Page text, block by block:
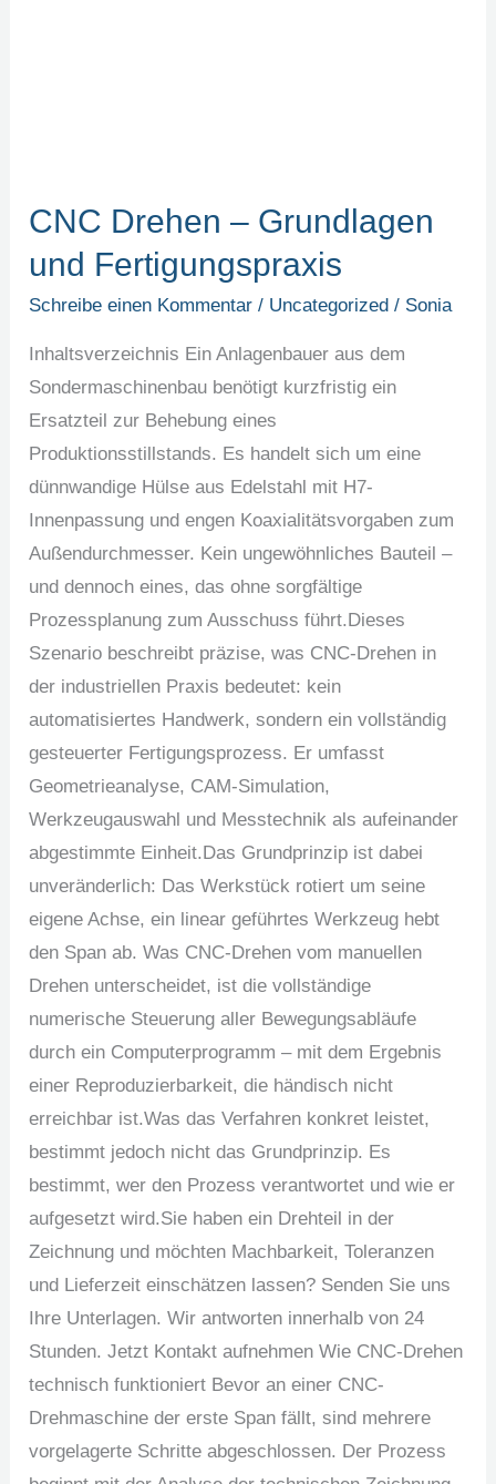
CNC Drehen – Grundlagen
und Fertigungspraxis
Schreibe einen Kommentar / Uncategorized / Sonia
Inhaltsverzeichnis Ein Anlagenbauer aus dem
Sondermaschinenbau benötigt kurzfristig ein
Ersatzteil zur Behebung eines
Produktionsstillstands. Es handelt sich um eine
dünnwandige Hülse aus Edelstahl mit H7-
Innenpassung und engen Koaxialitätsvorgaben zum
Außendurchmesser. Kein ungewöhnliches Bauteil –
und dennoch eines, das ohne sorgfältige
Prozessplanung zum Ausschuss führt.Dieses
Szenario beschreibt präzise, was CNC-Drehen in
der industriellen Praxis bedeutet: kein
automatisiertes Handwerk, sondern ein vollständig
gesteuerter Fertigungsprozess. Er umfasst
Geometrieanalyse, CAM-Simulation,
Werkzeugauswahl und Messtechnik als aufeinander
abgestimmte Einheit.Das Grundprinzip ist dabei
unveränderlich: Das Werkstück rotiert um seine
eigene Achse, ein linear geführtes Werkzeug hebt
den Span ab. Was CNC-Drehen vom manuellen
Drehen unterscheidet, ist die vollständige
numerische Steuerung aller Bewegungsabläufe
durch ein Computerprogramm – mit dem Ergebnis
einer Reproduzierbarkeit, die händisch nicht
erreichbar ist.Was das Verfahren konkret leistet,
bestimmt jedoch nicht das Grundprinzip. Es
bestimmt, wer den Prozess verantwortet und wie er
aufgesetzt wird.Sie haben ein Drehteil in der
Zeichnung und möchten Machbarkeit, Toleranzen
und Lieferzeit einschätzen lassen? Senden Sie uns
Ihre Unterlagen. Wir antworten innerhalb von 24
Stunden. Jetzt Kontakt aufnehmen Wie CNC-Drehen
technisch funktioniert Bevor an einer CNC-
Drehmaschine der erste Span fällt, sind mehrere
vorgelagerte Schritte abgeschlossen. Der Prozess